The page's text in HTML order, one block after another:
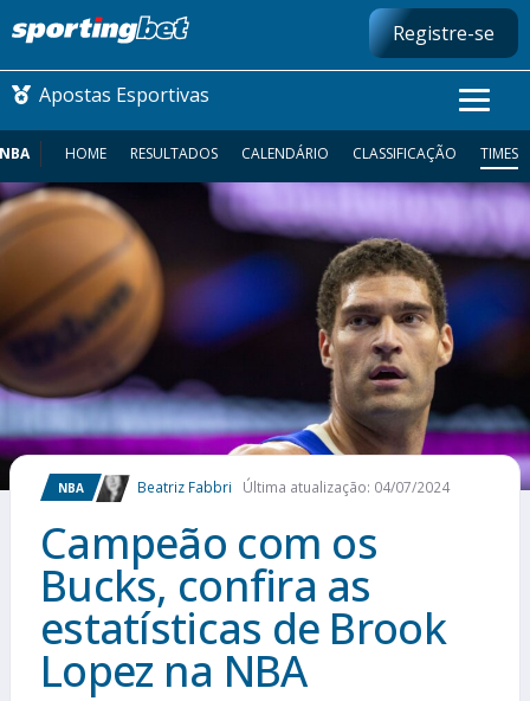
Registre-se
Apostas Esportivas
CONMEBOL LIBERTADORES
FUTEBOL NACIONAL
FUTEBOL INTERNACIONAL
COMO APOSTAR
MAIS ESPORTES
NBA HOME RESULTADOS CALENDÁRIO CLASSIFICAÇÃO TIMES
NBA Beatriz Fabbri Última atualização: 04/07/2024
Campeão com os
Bucks, confira as
estatísticas de Brook
Lopez na NBA